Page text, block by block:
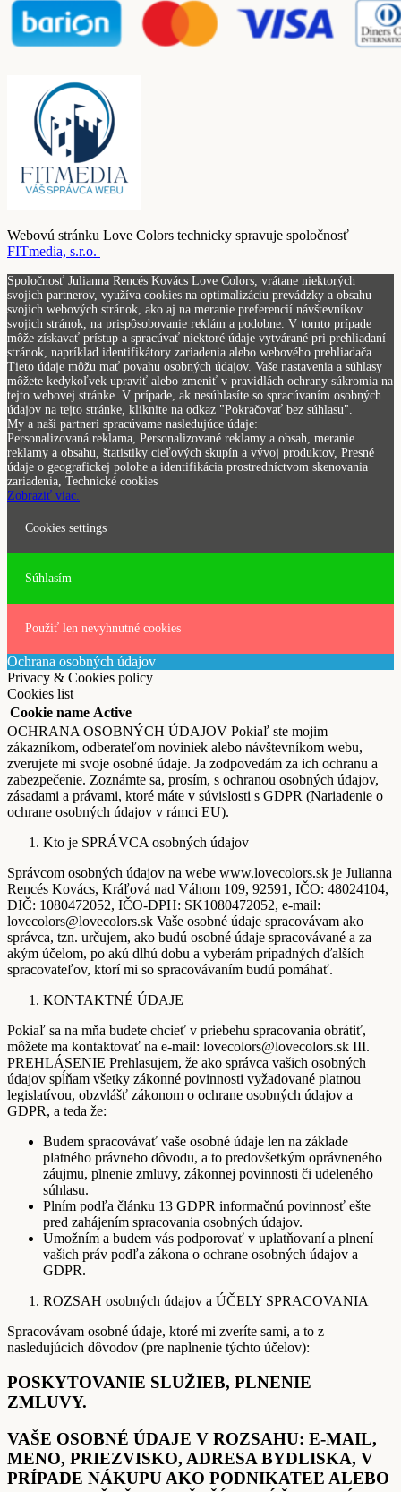
Webovú stránku Love Colors technicky spravuje spoločnosť
FITmedia, s.r.o.
Spoločnosť Julianna Rencés Kovács Love Colors, vrátane niektorých
svojich partnerov, využíva cookies na optimalizáciu prevádzky a obsahu
svojich webových stránok, ako aj na meranie preferencií návštevníkov
svojich stránok, na prispôsobovanie reklám a podobne. V tomto prípade
môže získavať prístup a spracúvať niektoré údaje vytvárané pri prehliadaní
stránok, napríklad identifikátory zariadenia alebo webového prehliadača.
Tieto údaje môžu mať povahu osobných údajov. Vaše nastavenia a súhlasy
môžete kedykoľvek upraviť alebo zmeniť v pravidlách ochrany súkromia na
tejto webovej stránke. V prípade, ak nesúhlasíte so spracúvaním osobných
údajov na tejto stránke, kliknite na odkaz "Pokračovať bez súhlasu".
My a naši partneri spracúvame nasledujúce údaje:
Personalizovaná reklama, Personalizované reklamy a obsah, meranie
reklamy a obsahu, štatistiky cieľových skupín a vývoj produktov, Presné
údaje o geografickej polohe a identifikácia prostredníctvom skenovania
zariadenia, Technické cookies
Zobraziť viac.
Cookies settings
Súhlasím
Použiť len nevyhnutné cookies
Ochrana osobných údajov
Privacy & Cookies policy
Cookies list
Cookie name Active
OCHRANA OSOBNÝCH ÚDAJOV Pokiaľ ste mojim
zákazníkom, odberateľom noviniek alebo návštevníkom webu,
zverujete mi svoje osobné údaje. Ja zodpovedám za ich ochranu a
zabezpečenie. Zoznámte sa, prosím, s ochranou osobných údajov,
zásadami a právami, ktoré máte v súvislosti s GDPR (Nariadenie o
ochrane osobných údajov v rámci EU).
Kto je SPRÁVCA osobných údajov
Správcom osobných údajov na webe www.lovecolors.sk je Julianna
Rencés Kovács, Kráľová nad Váhom 109, 92591, IČO: 48024104,
DIČ: 1080472052, IČO-DPH: SK1080472052, e-mail:
lovecolors@lovecolors.sk Vaše osobné údaje spracovávam ako
správca, tzn. určujem, ako budú osobné údaje spracovávané a za
akým účelom, po akú dlhú dobu a vyberám prípadných ďalších
spracovateľov, ktorí mi so spracovávaním budú pomáhať.
KONTAKTNÉ ÚDAJE
Pokiaľ sa na mňa budete chcieť v priebehu spracovania obrátiť,
môžete ma kontaktovať na e-mail: lovecolors@lovecolors.sk III.
PREHLÁSENIE Prehlasujem, že ako správca vašich osobných
údajov spĺňam všetky zákonné povinnosti vyžadované platnou
legislatívou, obzvlášť zákonom o ochrane osobných údajov a
GDPR, a teda že:
Budem spracovávať vaše osobné údaje len na základe
platného právneho dôvodu, a to predovšetkým oprávneného
záujmu, plnenie zmluvy, zákonnej povinnosti či udeleného
súhlasu.
Plním podľa článku 13 GDPR informačnú povinnosť ešte
pred zahájením spracovania osobných údajov.
Umožním a budem vás podporovať v uplatňovaní a plnení
vašich práv podľa zákona o ochrane osobných údajov a
GDPR.
ROZSAH osobných údajov a ÚČELY SPRACOVANIA
Spracovávam osobné údaje, ktoré mi zveríte sami, a to z
nasledujúcich dôvodov (pre naplnenie týchto účelov):
POSKYTOVANIE SLUŽIEB, PLNENIE
ZMLUVY.
VAŠE OSOBNÉ ÚDAJE V ROZSAHU: E-MAIL,
MENO, PRIEZVISKO, ADRESA BYDLISKA, V
PRÍPADE NÁKUPU AKO PODNIKATEĽ ALEBO